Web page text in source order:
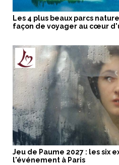
Les 4 plus beaux parcs
façon de voyager au cœur
Jeu de Paume 2027 : les six
l'événement à Paris